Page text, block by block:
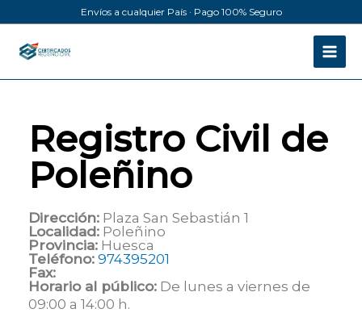
al
contenido
Envíos a cualquier País · Pago 100% Seguro
Registro Civil de
Poleñino
Dirección: Plaza San Sebastián 1
Localidad: Poleñino
Provincia: Huesca
Teléfono: 974395201
Fax:
Horario al público: De lunes a viernes de
09:00 a 14:00 h.